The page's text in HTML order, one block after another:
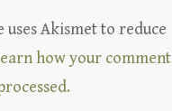
uses Akismet to reduce
how your comment